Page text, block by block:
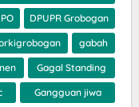
DPUPR Grobogan
gabah
Gagal Standing
Gangguan jiwa